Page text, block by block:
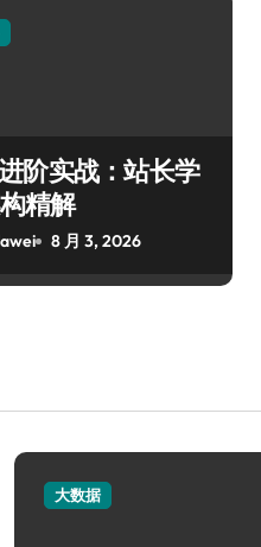
阶实战：站长学
精解
8 月 3, 2026
大数据